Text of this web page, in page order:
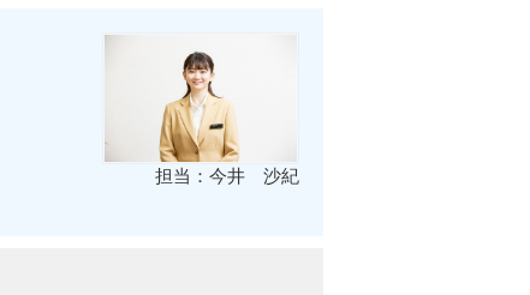
担当：今井 沙紀